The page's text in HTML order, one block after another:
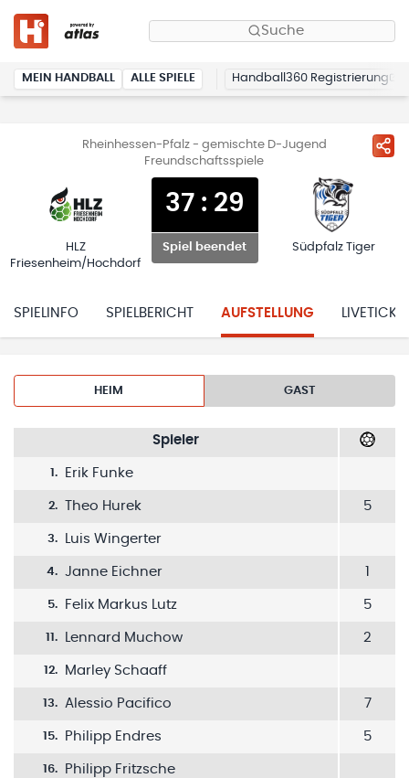
Suche
MEIN HANDBALL ALLE SPIELE Handball360 Registrierung
Rheinhessen-Pfalz - gemischte D-Jugend
Freundschaftsspiele
HLZ
Friesenheim/Hochdorf
37: 29
Spiel beendet Südpfalz Tiger
SPIELINFO SPIELBERICHT AUFSTELLUNG
HEIM GAST
Spieler
1. Erik Funke
2. Theo Hurek 5
3. Luis Wingerter
4. Janne Eichner
5. Felix Markus Lutz 5
11. Lennard Muchow 2
12. Marley Schaaff
13. Alessio Pacifico 7
15. Philipp Endres 5
16. Philipp Fritzsche